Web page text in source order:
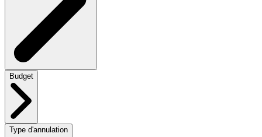
Budget
Type d'annulation